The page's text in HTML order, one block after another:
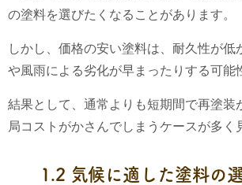
の塗料を選びたくなることがあります。
しかし、価格の安い塗料は、耐久性が低
や風雨による劣化が早まったりする可能
結果として、通常よりも短期間で再塗装
局コストがかさんでしまうケースが多く
1.2 気候に適した塗料の